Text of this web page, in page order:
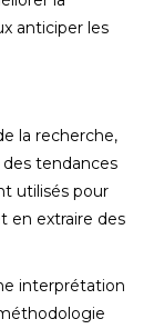
anticiper les
la recherche,
tendances
utilisés pour
en extraire des
interprétation